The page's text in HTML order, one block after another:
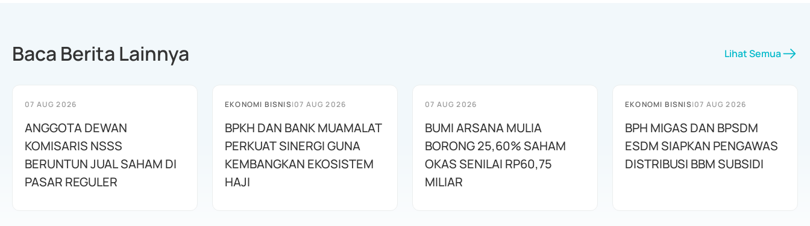
Baca Berita Lainnya Lihat Semua
07 AUG 2026
ANGGOTA DEWAN
KOMISARIS NSSS
BERUNTUN JUAL SAHAM DI
PASAR REGULER
EKONOMI BISNIS|07 AUG 2026
BPKH DAN BANK MUAMALAT
PERKUAT SINERGI GUNA
KEMBANGKAN EKOSISTEM
HAJI
07 AUG 2026
BUMI ARSANA MULIA
BORONG 25,60% SAHAM
OKAS SENILAI RP60,75
MILIAR
EKONOMI BISNIS|07 AUG 2026
BPH MIGAS DAN BPSDM
ESDM SIAPKAN PENGAWAS
DISTRIBUSI BBM SUBSIDI